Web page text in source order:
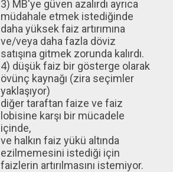
3) MB'ye güven azalırdı ayrıca
müdahale etmek istediğinde
daha yüksek faiz artırımına
ve/veya daha fazla döviz
satışına gitmek zorunda kalırdı.
4) düşük faiz bir gösterge olarak
övünç kaynağı (zira seçimler
yaklaşıyor)
diğer taraftan faize ve faiz
lobisine karşı bir mücadele
içinde,
ve halkın faiz yükü altında
ezilmemesini istediği için
faizlerin artırılmasını istemiyor.